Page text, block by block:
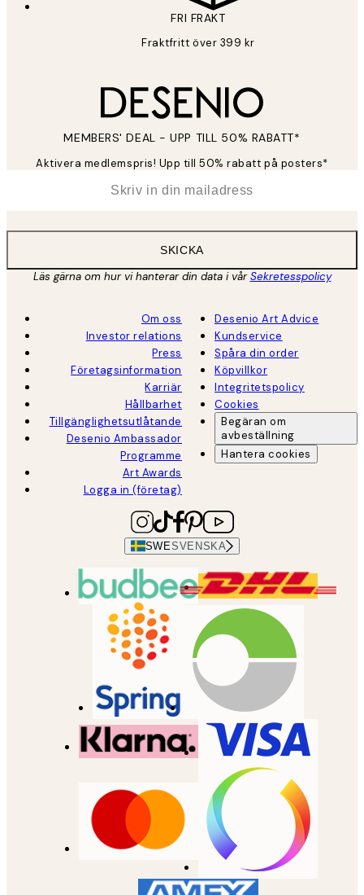
FRI FRAKT
Fraktfritt över 399 kr
MEMBERS' DEAL - UPP TILL 50% RABATT*
Aktivera medlemspris! Upp till 50% rabatt på posters*
SKICKA
Läs gärna om hur vi hanterar din data i vårSekretesspolicy
Om oss
Investor relations
Press
Företagsinformation
Karriär
Hållbarhet
Tillgänglighetsutlåtande
Desenio Ambassador
Programme
Art Awards
Logga in (företag)
Desenio Art Advice
Kundservice
Spåra din order
Köpvillkor
Integritetspolicy
Cookies
Begäran om
avbeställning
Hantera cookies
SWESVENSKA